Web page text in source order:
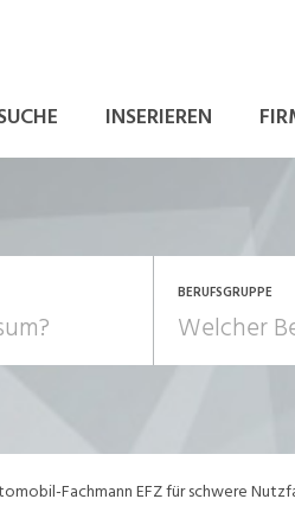
INSERIEREN
BERUFSGRUPPE
Einkauf, Logistik,
Fachmann EFZ für schwere